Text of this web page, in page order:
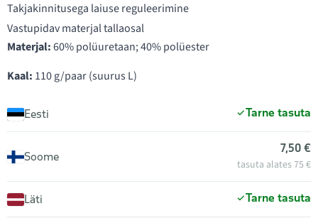
Takjakinnitusega laiuse reguleerimine
Vastupidav materjal tallaosal
Materjal:60% polüuretaan; 40% polüester
Kaal: 110 g/paar (suurus L)
Eesti Tarne tasuta
Soome
7,50 €
tasuta alates 75 €
Läti Tarne tasuta